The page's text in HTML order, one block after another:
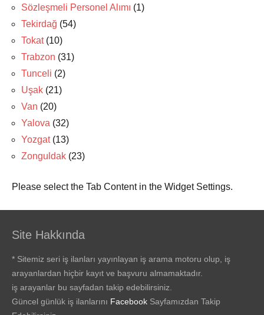
Sözleşmeli Personel Alımı (1)
Tekirdağ (54)
Tokat(10)
Trabzon (31)
Tunceli (2)
Uşak (21)
Van (20)
Yalova (32)
Yozgat(13)
Zonguldak (23)
Please select the Tab Content in the Widget Settings.
Site Hakkında
* Sitemiz seri iş ilanları yayınlayan iş arama motoru olup, iş
arayanlardan hiçbir kayıt ve başvuru almamaktadır.
iş arayanlar bu sayfadan takip edebilirsiniz.
Güncel günlük iş ilanlarını Facebook Sayfamızdan Takip